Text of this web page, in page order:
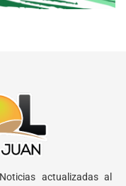
actualizadas al